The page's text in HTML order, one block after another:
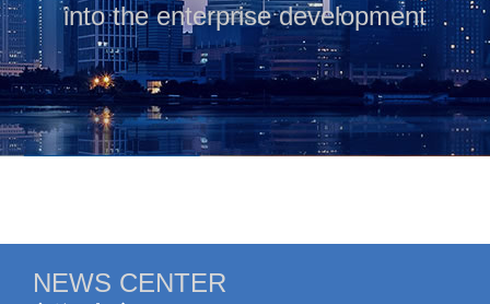
into the enterprise development
NEWS CENTER